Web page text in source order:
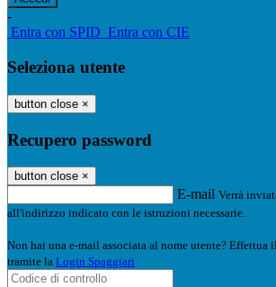
-
Entra con SPID Entra con CIE
Seleziona utente
button close ×
Recupero password
button close ×
E-mail Verrà
all'indirizzo indicato con le istruzioni necessarie.
Non hai una e-mail associata al nome utente? Effettua
tramite la Login Spaggiari